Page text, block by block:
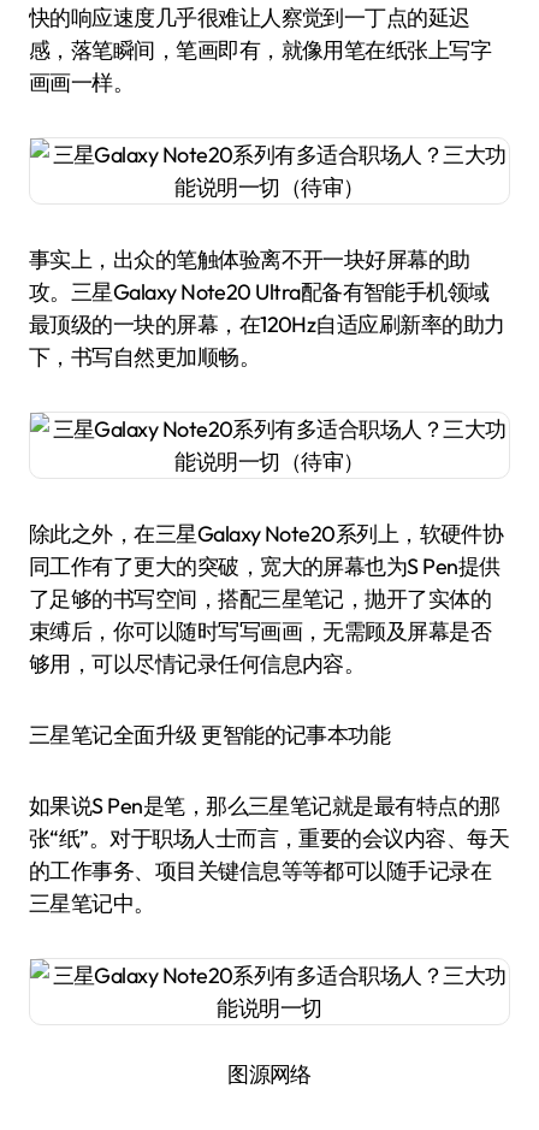
快的响应速度几乎很难让人察觉到一丁点的延迟
感，落笔瞬间，笔画即有，就像用笔在纸张上写字
画画一样。
事实上，出众的笔触体验离不开一块好屏幕的助
攻。三星Galaxy Note20 Ultra配备有智能手机领域
最顶级的一块的屏幕，在120Hz自适应刷新率的助力
下，书写自然更加顺畅。
除此之外，在三星Galaxy Note20系列上，软硬件协
同工作有了更大的突破，宽大的屏幕也为S Pen提供
了足够的书写空间，搭配三星笔记，抛开了实体的
束缚后，你可以随时写写画画，无需顾及屏幕是否
够用，可以尽情记录任何信息内容。
三星笔记全面升级 更智能的记事本功能
如果说S Pen是笔，那么三星笔记就是最有特点的那
张“纸”。对于职场人士而言，重要的会议内容、每天
的工作事务、项目关键信息等等都可以随手记录在
三星笔记中。
图源网络